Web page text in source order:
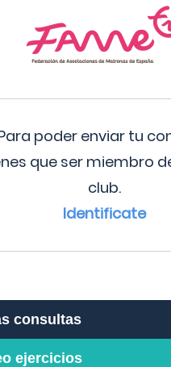
poder enviar tu
que ser miembro de
club.
Identificate
consultas
ejercicios